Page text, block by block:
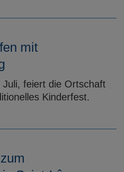
mit
feiert die Ortschaft
Kinderfest.